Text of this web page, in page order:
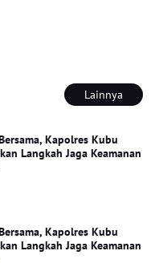
Lainnya
Kapolres Kubu
Langkah Jaga Keamanan
Kapolres Kubu
Langkah Jaga Keamanan